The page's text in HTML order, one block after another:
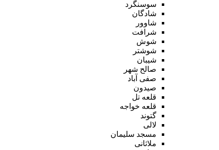
سوسنگرد
شادگان
شاوور
شرافت
شوش
شوشتر
شیبان
صالح شهر
صفی آباد
صیدون
قلعه تل
قلعه خواجه
گتوند
لالی
مسجد سلیمان
ملاثانی